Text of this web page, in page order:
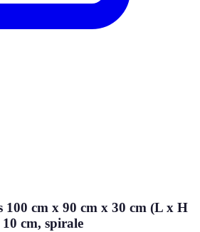
cm x 90 cm x 30 cm (L x H
cm, spirale